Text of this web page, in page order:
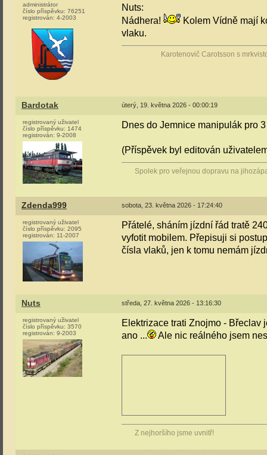
administrátor
číslo příspěvku: 76251
registrován: 4-2003
Nuts:
Nádhera!
Kolem Vídně mají
vlaku.
Karotenovič Carotsson s
Bardotak úterý, 19. května 2026 - 00:00:19
registrovaný uživatel
číslo příspěvku: 1474
registrován: 9-2008
Dnes do Jemnice manipulák pro
(Příspěvek byl editován
Spolek pro veřejnou dopravu na
Zdenda999 sobota, 23. května 2026 - 17:24:40
registrovaný uživatel
číslo příspěvku: 2095
registrován: 11-2007
Přátelé, sháním jízdní řád tratě
vyfotit mobilem. Přepisuji si
čísla vlaků, jen k tomu nemám
Nuts středa, 27. května 2026 - 13:16:30
registrovaný uživatel
číslo příspěvku: 3570
registrován: 9-2003
Elektrizace trati Znojmo - Břeclav
ano ...
Ale nic reálného jsem
Z nejhoršího jsme uvnitř!